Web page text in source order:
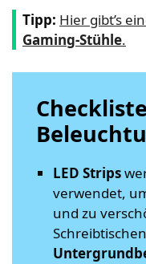
Tipp: Hier gibt’s
Gaming-Stühle.
LED Strips
verwendet,
und zu